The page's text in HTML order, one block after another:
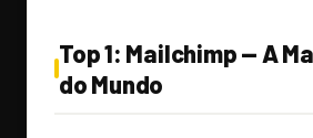
Top 1: Mailchimp — A
do Mundo